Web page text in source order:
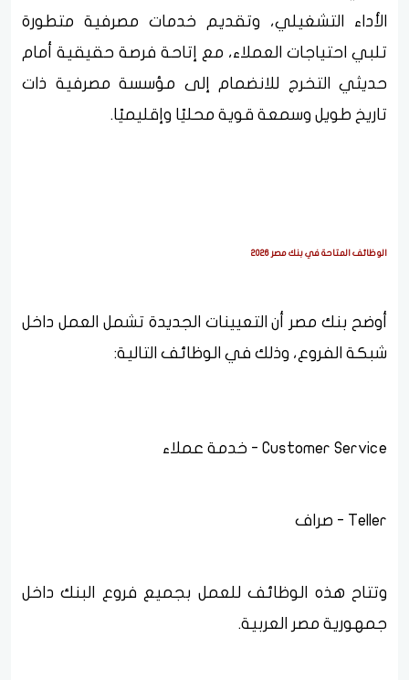
الأداء التشغيلي، وتقديم خدمات مصرفية متطورة
تلبي احتياجات العملاء، مع إتاحة فرصة حقيقية أمام
حديثي التخرج للانضمام إلى مؤسسة مصرفية ذات
تاريخ طويل وسمعة قوية محليًا وإقليميًا.
الوظائف المتاحة في بنك مصر 2026
أوضح بنك مصر أن التعيينات الجديدة تشمل العمل داخل
شبكة الفروع، وذلك في الوظائف التالية:
Customer Service - خدمة عملاء
Teller - صراف
وتتاح هذه الوظائف للعمل بجميع فروع البنك داخل
جمهورية مصر العربية.